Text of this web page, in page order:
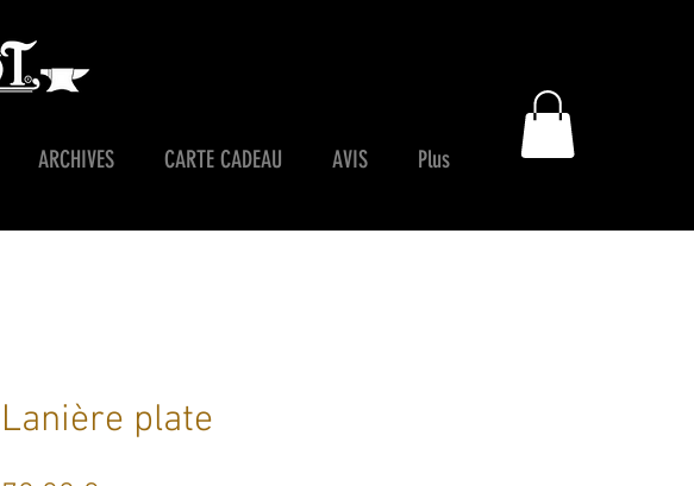
ARCHIVES CARTE CADEAU AVIS Plus
Lanière plate